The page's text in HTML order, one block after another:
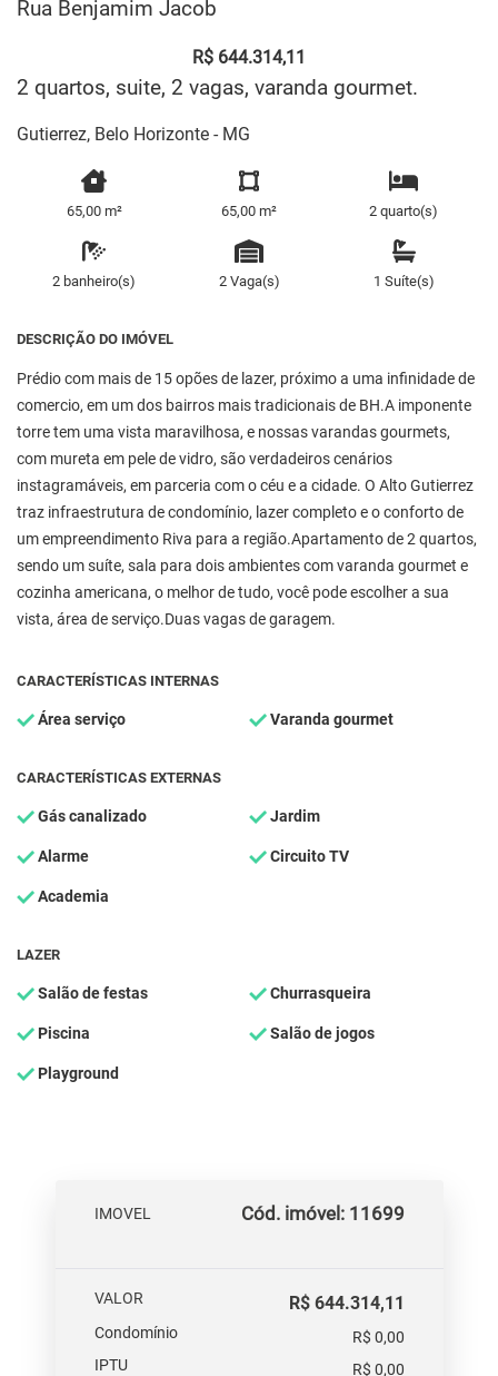
Rua Benjamim Jacob
R$ 644.314,11
2 quartos, suite, 2 vagas, varanda gourmet.
Gutierrez, Belo Horizonte - MG
65,00 m² 65,00 m² 2 quarto(s)
2 banheiro(s) 2 Vaga(s) 1 Suíte(s)
DESCRIÇÃO DO IMÓVEL
Prédio com mais de 15 opões de lazer, próximo a uma infinidade de
comercio, em um dos bairros mais tradicionais de BH.A imponente
torre tem uma vista maravilhosa, e nossas varandas gourmets,
com mureta em pele de vidro, são verdadeiros cenários
instagramáveis, em parceria com o céu e a cidade. O Alto Gutierrez
traz infraestrutura de condomínio, lazer completo e o conforto de
um empreendimento Riva para a região.Apartamento de 2 quartos,
sendo um suíte, sala para dois ambientes com varanda gourmet e
cozinha americana, o melhor de tudo, você pode escolher a sua
vista, área de serviço.Duas vagas de garagem.
CARACTERÍSTICAS INTERNAS
Área serviço Varanda gourmet
CARACTERÍSTICAS EXTERNAS
Gás canalizado Jardim
Alarme Circuito TV
Academia
LAZER
Salão de festas Churrasqueira
Piscina Salão de jogos
Playground
IMOVEL Cód. imóvel: 11699
VALOR R$ 644.314,11
Condomínio
R$ 0,00
IPTU
R$ 0,00